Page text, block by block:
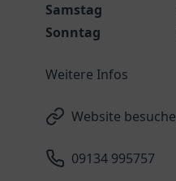
Samstag
Sonntag
Weitere Infos
Website
09134 995757